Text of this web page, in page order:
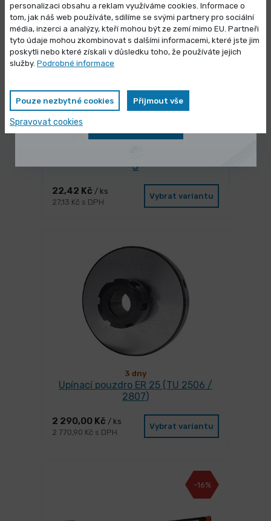
S
22,42 Kč / ks
27,13 Kč s DPH
Vybrat variantu
3 dny
Upínací pouzdro ER 25 (TU 2506 /
2807)
2 290,00 Kč / ks
2 770,90 Kč s DPH
Vybrat variantu
-16%
personalizaci obsahu a reklam využíváme cookies. Informace o
tom, jak náš web používáte, sdílíme se svými partnery pro sociální
média, inzerci a analýzy, kteří mohou být ze zemí mimo EU. Partneři
tyto údaje mohou zkombinovat s dalšími informacemi, které jste jim
poskytli nebo které získali v důsledku toho, že používáte jejich
služby. Podrobné informace
Pouze nezbytné cookies Přijmout vše
Spravovat cookies
Výprodej skladových zásob
Vybrané produkty nyní pořídíte za